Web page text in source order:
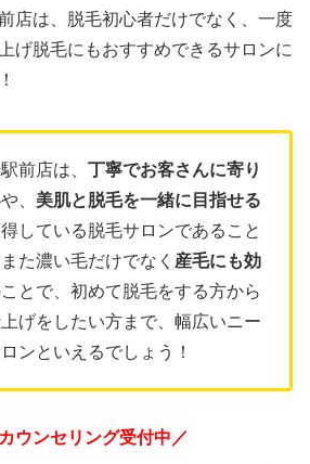
店は、脱毛初心者だけでなく、一度
げ脱毛にもおすすめできるサロンに
前店は、 丁寧でお客さんに寄り
や、 美肌と脱毛を一緒に目指せる
している脱毛サロンであること
た濃い毛だけでなく 産毛にも効
とで、初めて脱毛をする方から
げをしたい方まで、幅広いニー
ンといえるでしょう！
ウンセリング受付中／